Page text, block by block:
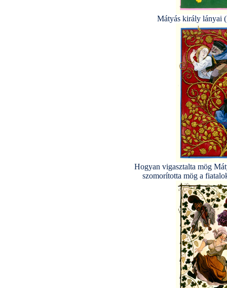
Mátyás király lányai
Hogyan vigasztalta mög
szomorította mög a